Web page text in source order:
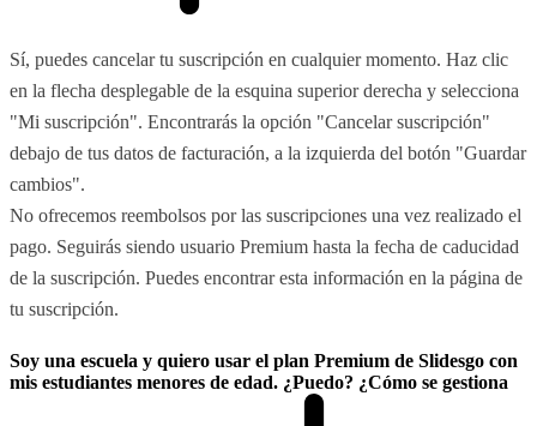
Sí, puedes cancelar tu suscripción en cualquier momento. Haz clic
en la flecha desplegable de la esquina superior derecha y selecciona
"Mi suscripción". Encontrarás la opción "Cancelar suscripción"
debajo de tus datos de facturación, a la izquierda del botón "Guardar
cambios".
No ofrecemos reembolsos por las suscripciones una vez realizado el
pago. Seguirás siendo usuario Premium hasta la fecha de caducidad
de la suscripción. Puedes encontrar esta información en la página de
tu suscripción.
Soy una escuela y quiero usar el plan Premium de Slidesgo con
mis estudiantes menores de edad. ¿Puedo? ¿Cómo se gestiona